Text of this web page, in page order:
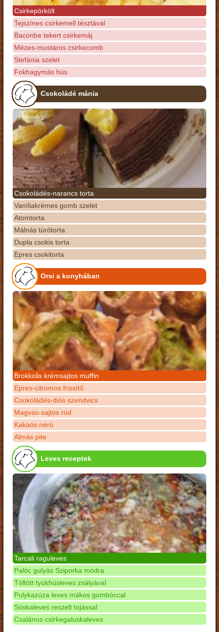
Csirkepörkölt
Tejszínes csirkemell tésztával
Baconbe tekert csirkemáj
Mézes-mustáros csirkecomb
Stefánia szelet
Fokhagymás hús
Csokoládé mánia
Csokoládés-narancs torta
Vaníliakrémes gomb szelet
Atomtorta
Málnás túrótorta
Dupla csokis torta
Epres csokitorta
Orsi a konyhában
Brokkolis krémsajtos muffin
Epres-citromos frissítő
Csokoládés-diós szendvics
Magvas-sajtos rúd
Kakaós néró
Almás pite
Leves receptek
Tarcali raguleves
Palóc gulyás Sziporka módra
Töltött tyúkhúsleves zsályával
Pulykazúza leves mákos gombóccal
Sóskaleves reszelt tojással
Csalános csirkegaluskaleves